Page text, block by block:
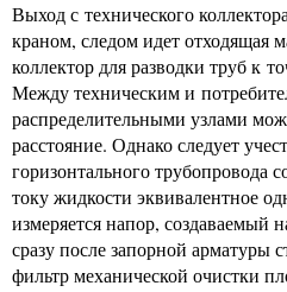
Выход с технического
краном, следом идет отходящая
коллектор для разводки труб к
Между техническим и
распределительными узлами
расстояние. Однако следует
горизонтального трубопровода
току жидкости эквивалентное
измеряется напор, создаваемый
сразу после запорной арматуры
фильтр механической очистки